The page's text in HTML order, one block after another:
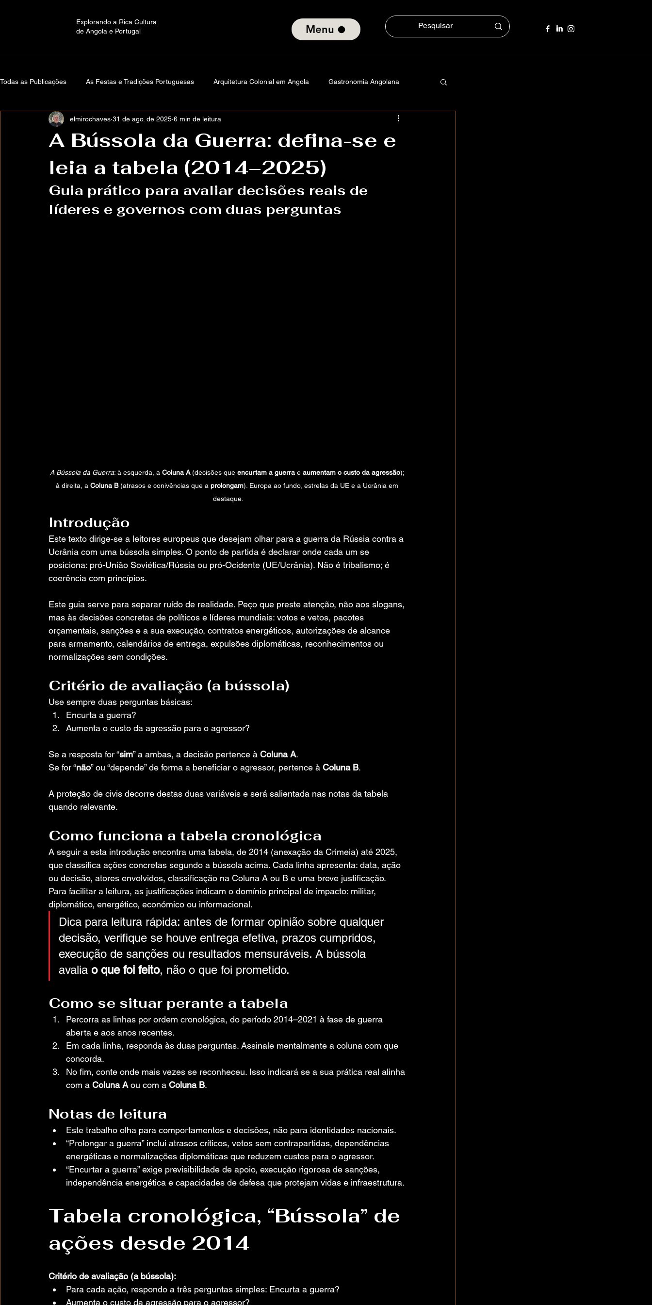
Explorando a Rica Cultura
de Angola e Portugal
Menu
Todas as Publicações As Festas e Tradições Portuguesas Arquitetura Colonial em Angola Gastronomia Angolana
Educação e Cultura em Angola Memórias de Santa Comba Tecnologia
Versos Da Alma Mundos Imaginários: Histórias Cultura e Consciência Social
About ElmiroChaves O Mundo Estante Lusófona Padrão da Orquídea
A Bússola da Guerra: defina-se e
leia a tabela (2014–2025)
elmirochaves 31 de ago. de 2025 6 min de leitura
Guia prático para avaliar decisões reais de
líderes e governos com duas perguntas
A Bússola da Guerra: à esquerda, a Coluna A (decisões que encurtam a guerra e aumentam o custo da agressão);
à direita, a Coluna B (atrasos e conivências que a prolongam). Europa ao fundo, estrelas da UE e a Ucrânia em
destaque.
Introdução
Este texto dirige-se a leitores europeus que desejam olhar para a guerra da Rússia contra a
Ucrânia com uma bússola simples. O ponto de partida é declarar onde cada um se
posiciona: pró-União Soviética/Rússia ou pró-Ocidente (UE/Ucrânia). Não é tribalismo; é
coerência com princípios.
Este guia serve para separar ruído de realidade. Peço que preste atenção, não aos slogans,
mas às decisões concretas de políticos e líderes mundiais: votos e vetos, pacotes
orçamentais, sanções e a sua execução, contratos energéticos, autorizações de alcance
para armamento, calendários de entrega, expulsões diplomáticas, reconhecimentos ou
normalizações sem condições.
Critério de avaliação (a bússola)
Use sempre duas perguntas básicas:
Encurta a guerra?
Aumenta o custo da agressão para o agressor?
Se a resposta for “sim” a ambas, a decisão pertence à Coluna A.
Se for “não” ou “depende” de forma a beneficiar o agressor, pertence à Coluna B.
A proteção de civis decorre destas duas variáveis e será salientada nas notas da tabela
quando relevante.
Como funciona a tabela cronológica
A seguir a esta introdução encontra uma tabela, de 2014 (anexação da Crimeia) até 2025,
que classifica ações concretas segundo a bússola acima. Cada linha apresenta: data, ação
ou decisão, atores envolvidos, classificação na Coluna A ou B e uma breve justificação.
Para facilitar a leitura, as justificações indicam o domínio principal de impacto: militar,
diplomático, energético, económico ou informacional.
Dica para leitura rápida: antes de formar opinião sobre qualquer
decisão, verifique se houve entrega efetiva, prazos cumpridos,
execução de sanções ou resultados mensuráveis. A bússola
avalia o que foi feito, não o que foi prometido.
Como se situar perante a tabela
Percorra as linhas por ordem cronológica, do período 2014–2021 à fase de guerra
aberta e aos anos recentes.
Em cada linha, responda às duas perguntas. Assinale mentalmente a coluna com que
concorda.
No fim, conte onde mais vezes se reconheceu. Isso indicará se a sua prática real alinha
com a Coluna A ou com a Coluna B.
Notas de leitura
Este trabalho olha para comportamentos e decisões, não para identidades nacionais.
“Prolongar a guerra” inclui atrasos críticos, vetos sem contrapartidas, dependências
energéticas e normalizações diplomáticas que reduzem custos para o agressor.
“Encurtar a guerra” exige previsibilidade de apoio, execução rigorosa de sanções,
independência energética e capacidades de defesa que protejam vidas e infraestrutura.
Tabela cronológica, “Bússola” de
ações desde 2014
Critério de avaliação (a bússola):
Para cada ação, respondo a três perguntas simples: Encurta a guerra?
Aumenta o custo da agressão para o agressor?